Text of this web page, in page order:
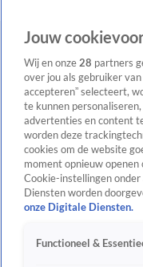
Jouw
Wij en onze 28 partners
over jou als gebruiker
accepteren” selecteert,
te kunnen
advertenties en content
worden deze
cookies om de website
moment opnieuw
Cookie-instellingen
Diensten worden
onze Digitale Diensten.
Functioneel &